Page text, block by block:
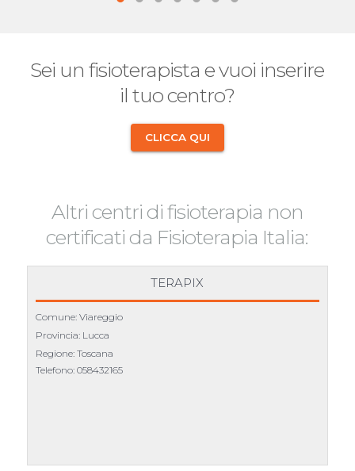
Sei un fisioterapista e vuoi inserire
il tuo centro?
CLICCA QUI
Altri centri di fisioterapia non
certificati da Fisioterapia Italia:
TERAPIX
Comune: Viareggio
Provincia: Lucca
Regione: Toscana
Telefono: 058432165